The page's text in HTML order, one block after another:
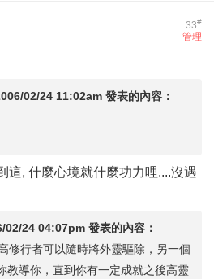
33#
管理
02/24 11:02am 發表的內容：
這, 什麼心境就什麼功力哩....沒遇
02/24 04:07pm 發表的內容：
修行者可以隨時將外靈驅除，另一個
教導你，直到你有一定成就之後高靈